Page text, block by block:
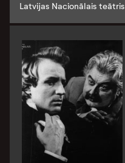
Latvijas Nacionālais teātris